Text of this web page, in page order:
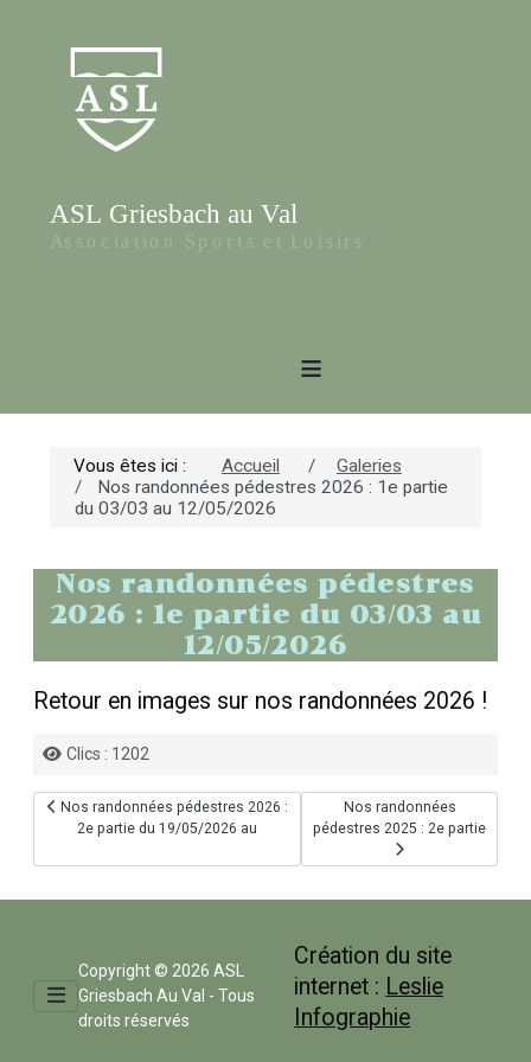
≡
Vous êtes ici : Accueil
Galeries
Nos randonnées pédestres 2026 : 1e partie
du 03/03 au 12/05/2026
Nos randonnées pédestres
2026 : 1e partie du 03/03 au
12/05/2026
Retour en images sur nos randonnées 2026 !
DétailsClics : 1202
Article précédent : Nos randonnées pédestres 2026 : 2e partie du 19/05/
Nos randonnées pédestres 2026 :
2e partie du 19/05/2026 au
Article suivant : Nos
Nos randonnées
pédestres 2025 : 2e partie
Copyright © 2026 ASL
Griesbach Au Val - Tous
droits réservés
Création du site
internet : Leslie
Infographie